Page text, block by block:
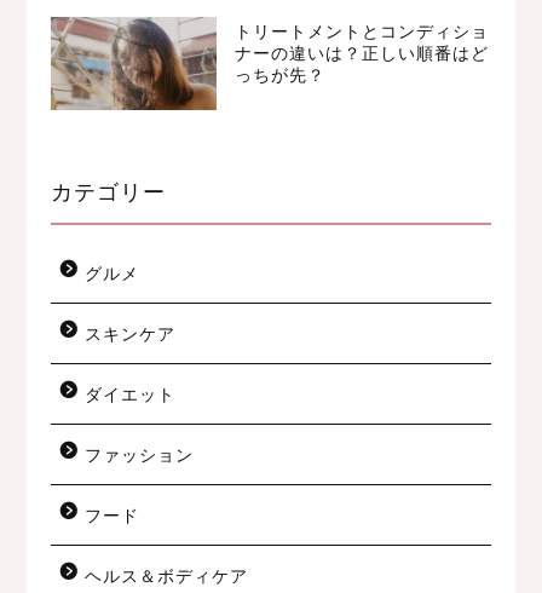
トリートメントとコンディショ
ナーの違いは？正しい順番はど
っちが先？
カテゴリー
グルメ
スキンケア
ダイエット
ファッション
フード
ヘルス＆ボディケア